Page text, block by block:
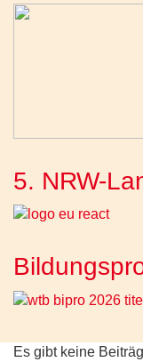
5. NRW-
Es gibt keine